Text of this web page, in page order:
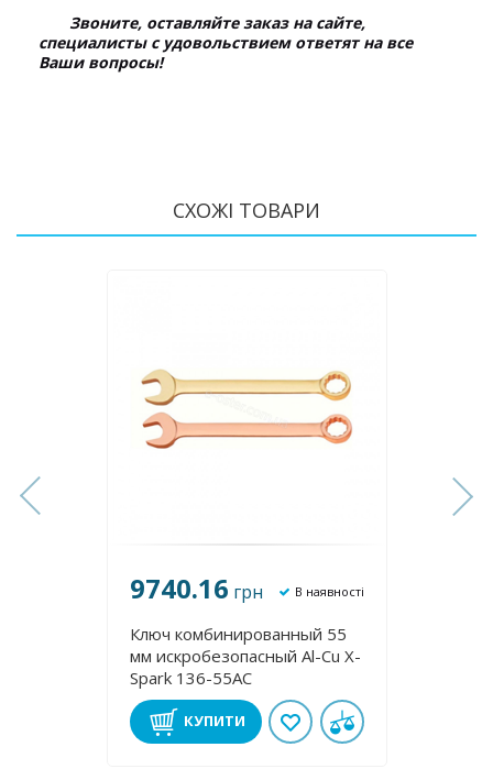
Звоните, оставляйте заказ на сайте,
специалисты с удовольствием ответят на все
Ваши вопросы!
СХОЖІ ТОВАРИ
9740.16 грн В наявності
Ключ комбинированный 55
мм искробезопасный Al-Cu X-
Spark 136-55AC
КУПИТИ